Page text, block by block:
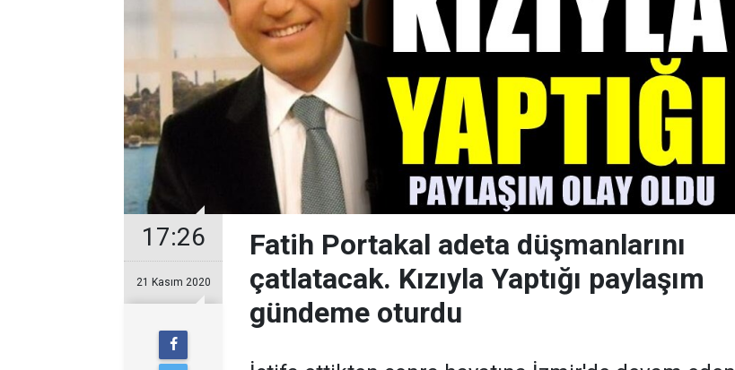
17:26
21 Kasım 2020
Fatih Portakal adeta düşmanlarını
çatlatacak. Kızıyla Yaptığı paylaşım
gündeme oturdu